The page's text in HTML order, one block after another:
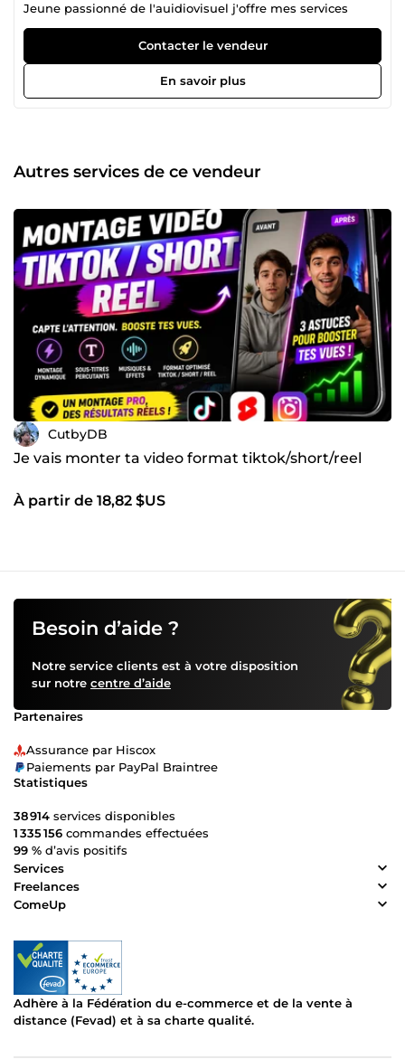
Jeune passionné de l'auidiovisuel j'offre mes services
Contacter le vendeur
En savoir plus
Autres services de ce vendeur
CutbyDB
Je vais monter ta video format tiktok/short/reel
À partir de 18,82 $US
Besoin d’aide ?
Notre service clients est à votre disposition
sur notre centre d’aide
Partenaires
Assurance par Hiscox
Paiements par PayPal Braintree
Statistiques
38 914 services disponibles
1 335 156 commandes effectuées
99 % d’avis positifs
Services
Freelances
ComeUp
Adhère à la Fédération du e-commerce et de la vente à
distance (Fevad) et à sa charte qualité.